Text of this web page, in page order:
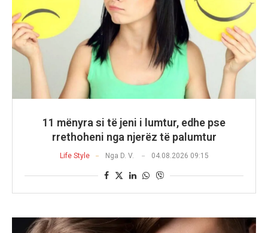
11 mënyra si të jeni i lumtur, edhe pse
rrethoheni nga njerëz të palumtur
Life Style Nga D. V. 04.08.2026 09:15